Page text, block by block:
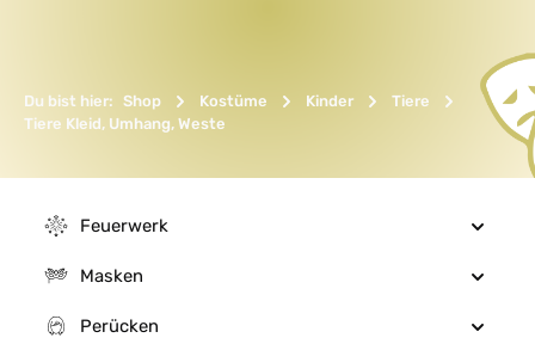
Du bist hier: Shop Kostüme Kinder
Tiere
Tiere Kleid, Umhang, Weste
Feuerwerk
Masken
Perücken